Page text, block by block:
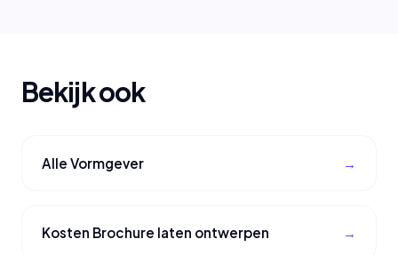
Bekijk ook
Alle Vormgever
Kosten Brochure laten ontwerpen